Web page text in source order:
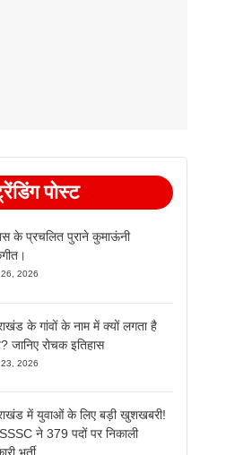
पोस्ट
के प्रचलित पुराने कुमाऊंनी
2026
के गांवों के नाम में क्यों लगता है
जानिए रोचक इतिहास
2026
में युवाओं के लिए बड़ी खुशखबरी!
ने 379 पदों पर निकाली